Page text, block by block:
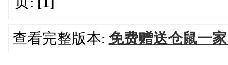
查看完整版本: 免费赠送仓鼠一